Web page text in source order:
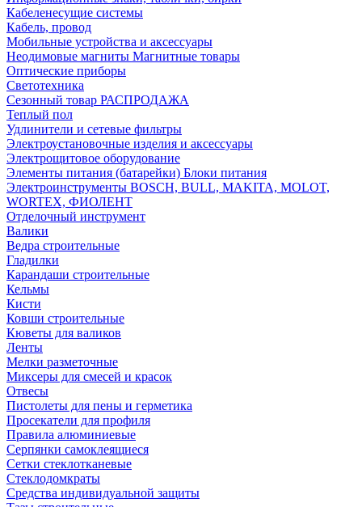
Кабеленесущие системы
Кабель, провод
Мобильные устройства и аксессуары
Неодимовые магниты Магнитные товары
Оптические приборы
Светотехника
Сезонный товар РАСПРОДАЖА
Теплый пол
Удлинители и сетевые фильтры
Электроустановочные изделия и аксессуары
Электрощитовое оборудование
Элементы питания (батарейки) Блоки питания
Электроинструменты BOSCH, BULL, MAKITA, MOLOT,
WORTEX, ФИОЛЕНТ
Отделочный инструмент
Валики
Ведра строительные
Гладилки
Карандаши строительные
Кельмы
Кисти
Ковши строительные
Кюветы для валиков
Ленты
Мелки разметочные
Миксеры для смесей и красок
Отвесы
Пистолеты для пены и герметика
Просекатели для профиля
Правила алюминиевые
Серпянки самоклеящиеся
Сетки стеклотканевые
Стеклодомкраты
Средства индивидуальной защиты